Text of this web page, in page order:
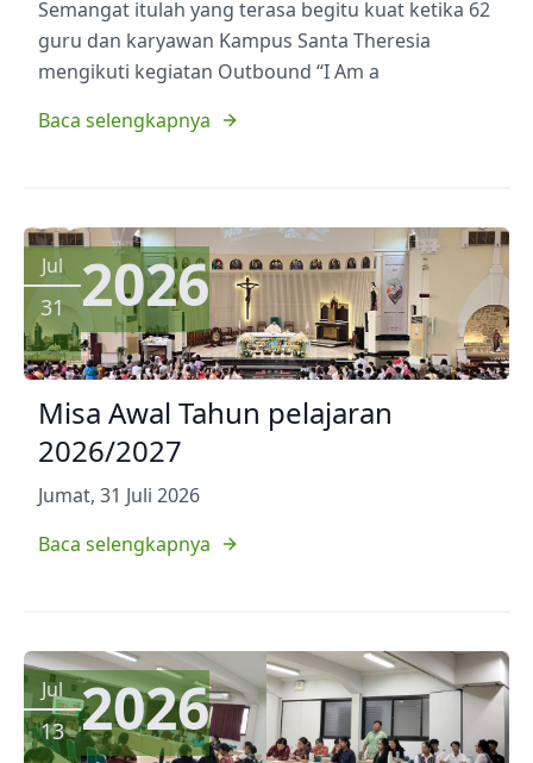
Semangat itulah yang terasa begitu kuat ketika 62
guru dan karyawan Kampus Santa Theresia
mengikuti kegiatan Outbound “I Am a
Baca selengkapnya
Jul
31 2026
Misa Awal Tahun pelajaran
2026/2027
Jumat, 31 Juli 2026
Baca selengkapnya
Jul
13 2026